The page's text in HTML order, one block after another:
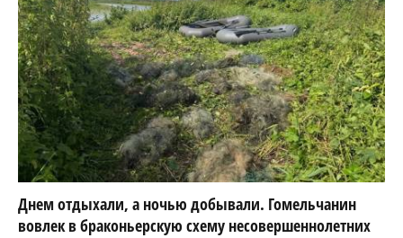
Днем отдыхали, а ночью добывали. Гомельчанин
вовлек в браконьерскую схему несовершеннолетних